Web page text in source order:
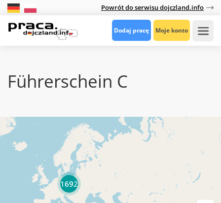
Powrót do serwisu dojczland.info
Dodaj pracę Moje konto
Führerschein C
1692